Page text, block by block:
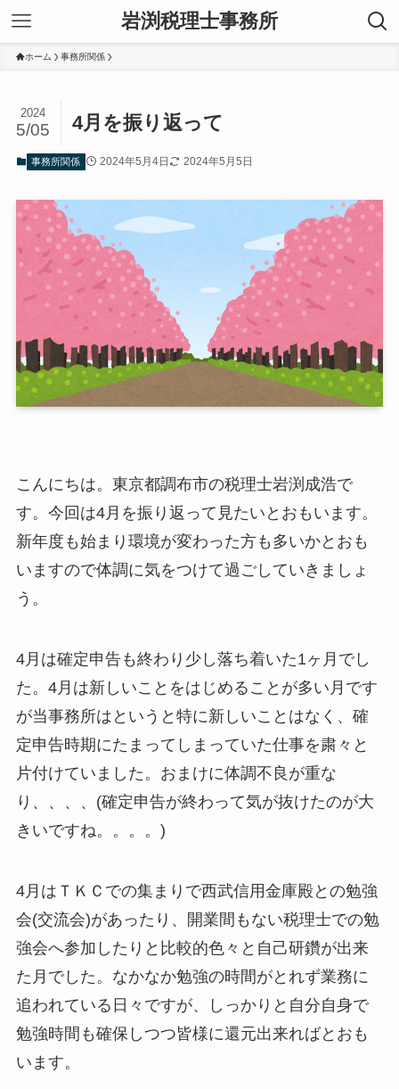
岩渕税理士事務所
ホーム 事務所関係
4月を振り返って
2024
5/05
事務所関係 2024年5月4日 2024年5月5日
こんにちは。東京都調布市の税理士岩渕成浩で
す。今回は4月を振り返って見たいとおもいます。
新年度も始まり環境が変わった方も多いかとおも
いますので体調に気をつけて過ごしていきましょ
う。
4月は確定申告も終わり少し落ち着いた1ヶ月でし
た。4月は新しいことをはじめることが多い月です
が当事務所はというと特に新しいことはなく、確
定申告時期にたまってしまっていた仕事を粛々と
片付けていました。おまけに体調不良が重な
り、、、、(確定申告が終わって気が抜けたのが大
きいですね。。。。)
4月はＴＫＣでの集まりで西武信用金庫殿との勉強
会(交流会)があったり、開業間もない税理士での勉
強会へ参加したりと比較的色々と自己研鑽が出来
た月でした。なかなか勉強の時間がとれず業務に
追われている日々ですが、しっかりと自分自身で
勉強時間も確保しつつ皆様に還元出来ればとおも
います。